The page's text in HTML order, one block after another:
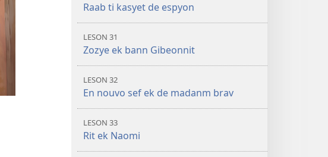
Raab ti kasyet de espyon
LESON 31
Zozye ek bann Gibeonnit
LESON 32
En nouvo sef ek de madanm brav
LESON 33
Rit ek Naomi